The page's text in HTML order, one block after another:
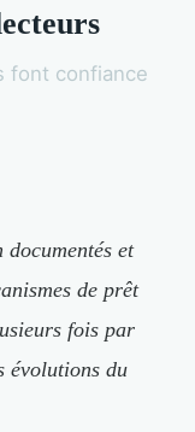
font confiance
et
de prêt
fois par
évolutions du